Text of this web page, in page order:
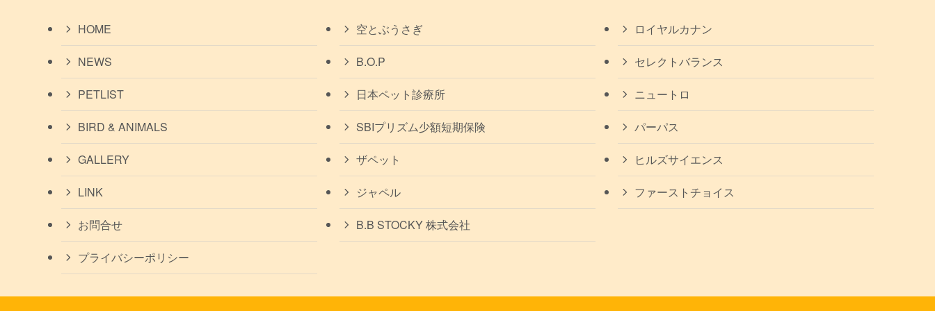
HOME
NEWS
PETLIST
BIRD & ANIMALS
GALLERY
LINK
お問合せ
プライバシーポリシー
空とぶうさぎ
B.O.P
日本ペット診療所
SBIプリズム少額短期保険
ザペット
ジャペル
B.B STOCKY 株式会社
ロイヤルカナン
セレクトバランス
ニュートロ
パーパス
ヒルズサイエンス
ファーストチョイス